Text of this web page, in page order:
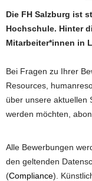
Die FH Salzburg ist
Hochschule. Hinter
Mitarbeiter*innen in
Bei Fragen zu Ihrer
Resources,
über unsere aktuellen
werden möchten,
Alle Bewerbungen
den geltenden
(Compliance).